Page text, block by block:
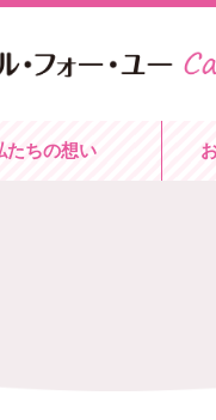
たちの想い